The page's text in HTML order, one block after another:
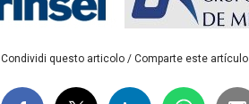
Condividi questo articolo / Comparte este artículo